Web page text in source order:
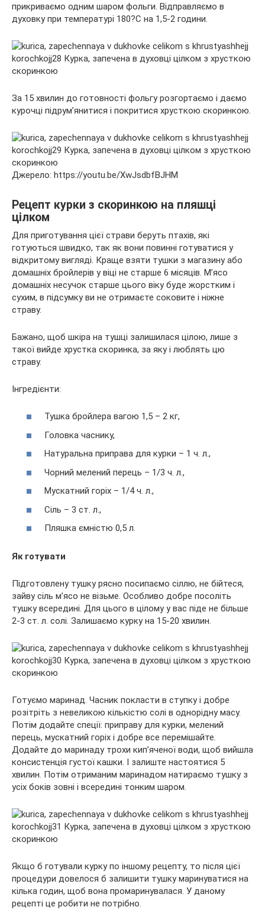
прикриваємо одним шаром фольги. Відправляємо в
духовку при температурі 180?С на 1,5-2 години.
За 15 хвилин до готовності фольгу розгортаємо і даємо
курочці підрум’янитися і покритися хрусткою скоринкою.
Джерело: https://youtu.be/XwJsdbfBJHM
Рецепт курки з скоринкою на пляшці
цілком
Для приготування цієї страви беруть птахів, які
готуються швидко, так як вони повинні готуватися у
відкритому вигляді. Краще взяти тушки з магазину або
домашніх бройлерів у віці не старше 6 місяців. М’ясо
домашніх несучок старше цього віку буде жорстким і
сухим, в підсумку ви не отримаєте соковите і ніжне
страву.
Бажано, щоб шкіра на тушці залишилася цілою, лише з
такої вийде хрустка скоринка, за яку і люблять цю
страву.
Інгредієнти:
Тушка бройлера вагою 1,5 – 2 кг,
Головка часнику,
Натуральна приправа для курки – 1 ч. л.,
Чорний мелений перець – 1/3 ч. л.,
Мускатний горіх – 1/4 ч. л.,
Сіль – 3 ст. л.,
Пляшка ємністю 0,5 л.
Як готувати
Підготовлену тушку рясно посипаємо сіллю, не бійтеся,
зайву сіль м’ясо не візьме. Особливо добре посоліть
тушку всередині. Для цього в цілому у вас піде не більше
2-3 ст. л. солі. Залишаємо курку на 15-20 хвилин.
Готуємо маринад. Часник покласти в ступку і добре
розітріть з невеликою кількістю солі в однорідну масу.
Потім додайте спеції: приправу для курки, мелений
перець, мускатний горіх і добре все перемішайте.
Додайте до маринаду трохи кип’яченої води, щоб вийшла
консистенція густої кашки. І залиште настоятися 5
хвилин. Потім отриманим маринадом натираємо тушку з
усіх боків зовні і всередині тонким шаром.
Якщо б готували курку по іншому рецепту, то після цієї
процедури довелося б залишити тушку маринуватися на
кілька годин, щоб вона промаринувалася. У даному
рецепті це робити не потрібно.